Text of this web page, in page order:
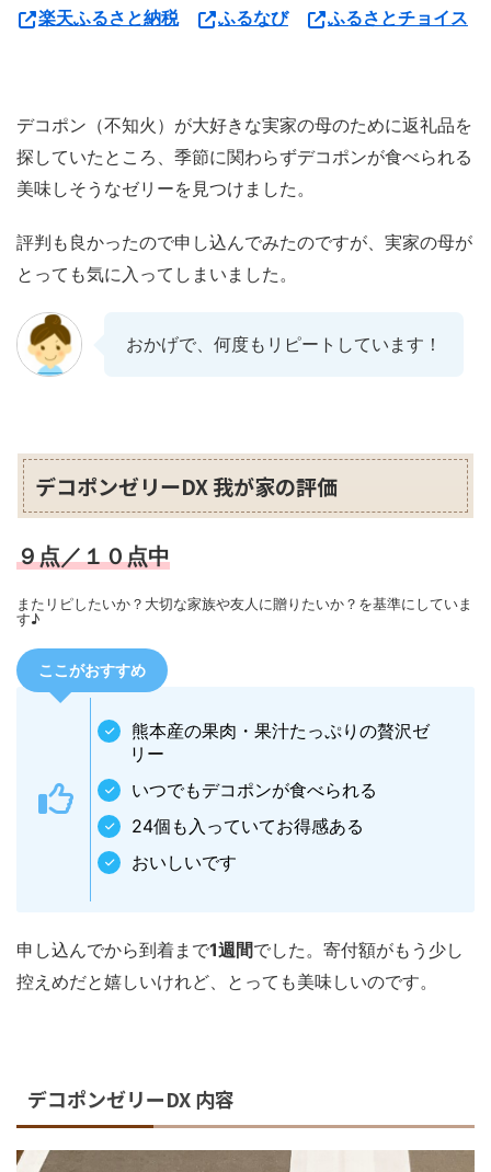
楽天ふるさと納税 ふるなび ふるさとチョイス
デコポン（不知火）が大好きな実家の母のために返礼品を
探していたところ、季節に関わらずデコポンが食べられる
美味しそうなゼリーを見つけました。
評判も良かったので申し込んでみたのですが、実家の母が
とっても気に入ってしまいました。
おかげで、何度もリピートしています！
デコポンゼリーDX 我が家の評価
９点／１０点中
またリピしたいか？大切な家族や友人に贈りたいか？を基準にしていま
す♪
ここがおすすめ
熊本産の果肉・果汁たっぷりの贅沢ゼ
リー
いつでもデコポンが食べられる
24個も入っていてお得感ある
おいしいです
申し込んでから到着まで1週間でした。寄付額がもう少し
控えめだと嬉しいけれど、とっても美味しいのです。
デコポンゼリーDX 内容